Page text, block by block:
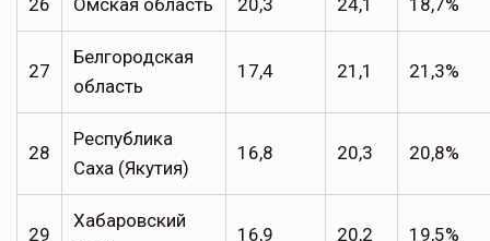
27
Белгородская
область
17,4 21,1 21,3%
28
Республика
Саха (Якутия)
16,8 20,3 20,8%
29
Хабаровский
16,9 20,2 19,5%